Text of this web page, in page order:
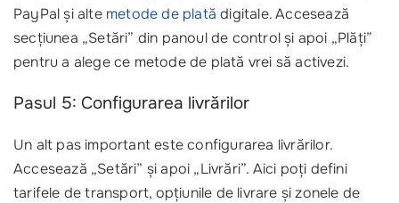
PayPal și alte metode de plată digitale. Accesează
secțiunea „Setări” din panoul de control și apoi „Plăți”
pentru a alege ce metode de plată vrei să activezi.
Pasul 5: Configurarea livrărilor
Un alt pas important este configurarea livrărilor.
Accesează „Setări” și apoi „Livrări”. Aici poți defini
tarifele de transport, opțiunile de livrare și zonele de